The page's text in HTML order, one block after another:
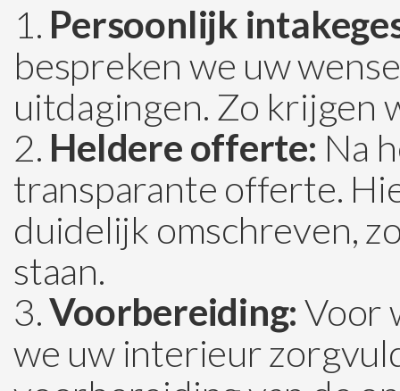
Persoonlijk
bespreken we uw
uitdagingen. Zo krijgen
Heldere offerte: Na
transparante offerte.
duidelijk omschreven,
staan.
Voorbereiding:Voor
we uw interieur